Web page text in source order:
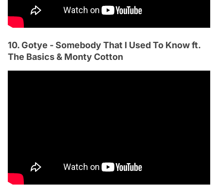
10. Gotye - Somebody That I Used To Know ft.
The Basics & Monty Cotton